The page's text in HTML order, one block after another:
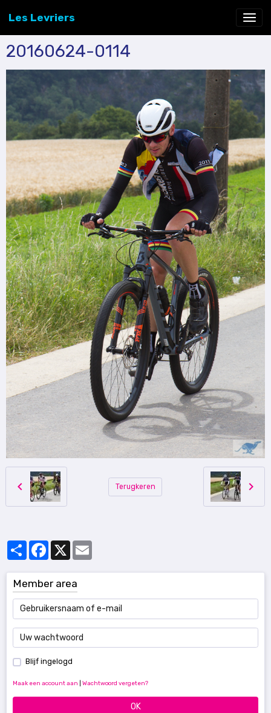
Les Levriers
20160624-0114
Terugkeren
PartagerFacebook
Member area
Blijf ingelogd
Maak een account aan Wachtwoord vergeten?
OK